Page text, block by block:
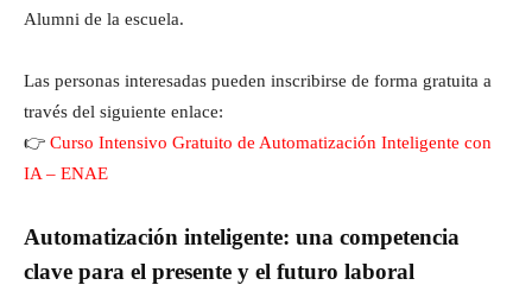
Alumni de la escuela.
Las personas interesadas pueden inscribirse de forma gratuita a
través del siguiente enlace:
👉 Curso Intensivo Gratuito de Automatización Inteligente con
IA – ENAE
Automatización inteligente: una competencia
clave para el presente y el futuro laboral